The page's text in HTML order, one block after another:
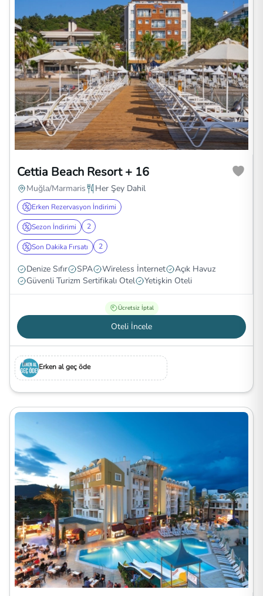
Cettia Beach Resort + 16
Muğla/Marmaris Her Şey Dahil
Erken Rezervasyon İndirimi
Sezon İndirimi 2
Son Dakika Fırsatı 2
Denize Sıfır SPA Wireless İnternet
Açık Havuz
Güvenli Turizm Sertifikalı Otel
Yetişkin Oteli
Ücretsiz İptal
Oteli İncele
Erken al geç öde